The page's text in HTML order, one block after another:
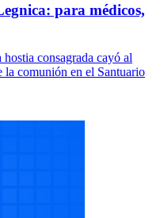
para médicos,
consagrada cayó al
la comunión en el Santuario